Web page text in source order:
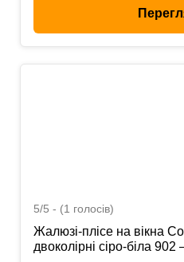
5/5 - (1 голосів)
Жалюзі-плісе на вікна
двоколірні сіро-біла 902